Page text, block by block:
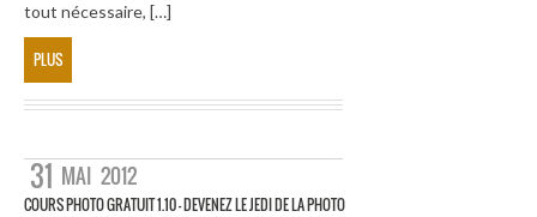
tout nécessaire, […]
PLUS
31 MAI 2012
COURS PHOTO GRATUIT 1.10 – DEVENEZ LE JEDI DE LA PHOTO